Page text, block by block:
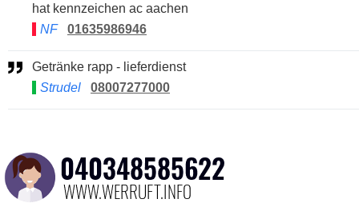
hat kennzeichen ac aachen
NF
01635986946
Getränke rapp - lieferdienst
Strudel
08007277000